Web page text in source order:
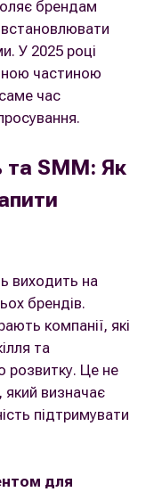
брендам
встановлювати
У 2025 році
частиною
час
та SMM: Як
виходить на
брендів.
компанії, які
та
розвитку. Це не
визначає
підтримувати
для